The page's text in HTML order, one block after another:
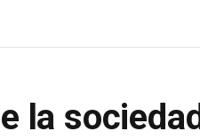
la sociedad